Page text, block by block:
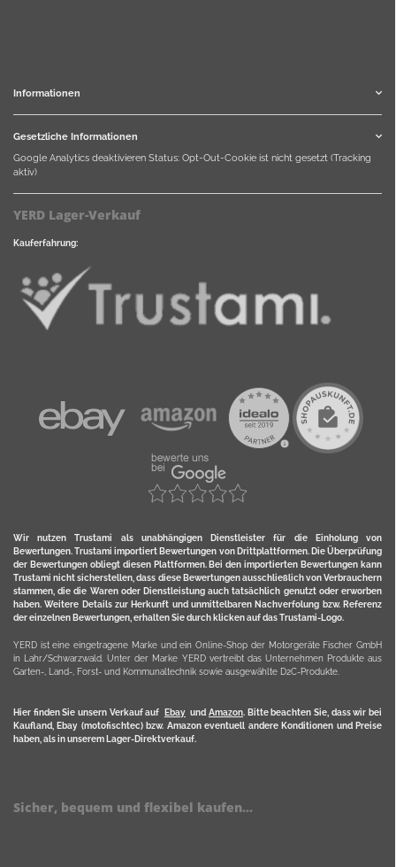
Informationen
Gesetzliche Informationen
Google Analytics deaktivieren Status: Opt-Out-Cookie ist nicht gesetzt (Tracking
aktiv)
YERD Lager-Verkauf
Kauferfahrung:
Wir nutzen Trustami als unabhängigen Dienstleister für die Einholung von
Bewertungen. Trustami importiert Bewertungen von Drittplattformen. Die Überprüfung
der Bewertungen obliegt diesen Plattformen. Bei den importierten Bewertungen kann
Trustami nicht sicherstellen, dass diese Bewertungen ausschließlich von Verbrauchern
stammen, die die Waren oder Dienstleistung auch tatsächlich genutzt oder erworben
haben. Weitere Details zur Herkunft und unmittelbaren Nachverfolung bzw. Referenz
der einzelnen Bewertungen, erhalten Sie durch klicken auf das Trustami-Logo.
YERD ist eine eingetragene Marke und ein Online-Shop der Motorgeräte Fischer GmbH
in Lahr/Schwarzwald. Unter der Marke YERD vertreibt das Unternehmen Produkte aus
Garten-, Land-, Forst- und Kommunaltechnik sowie ausgewählte D2C-Produkte.
Hier finden Sie unsern Verkauf auf Ebayund Amazon. Bitte beachten Sie, dass wir bei
Kaufland, Ebay (motofischtec) bzw. Amazon eventuell andere Konditionen und Preise
haben, als in unserem Lager-Direktverkauf.
Sicher, bequem und flexibel kaufen...